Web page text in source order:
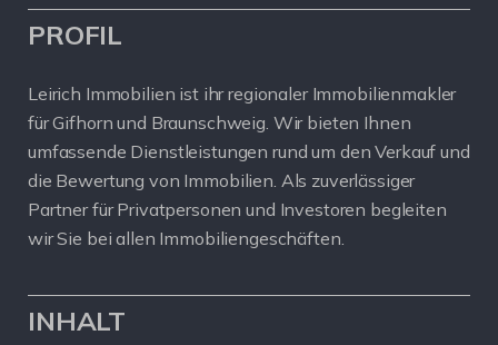
PROFIL
Leirich Immobilien ist ihr regionaler Immobilienmakler
für Gifhorn und Braunschweig. Wir bieten Ihnen
umfassende Dienstleistungen rund um den Verkauf und
die Bewertung von Immobilien. Als zuverlässiger
Partner für Privatpersonen und Investoren begleiten
wir Sie bei allen Immobiliengeschäften.
INHALT